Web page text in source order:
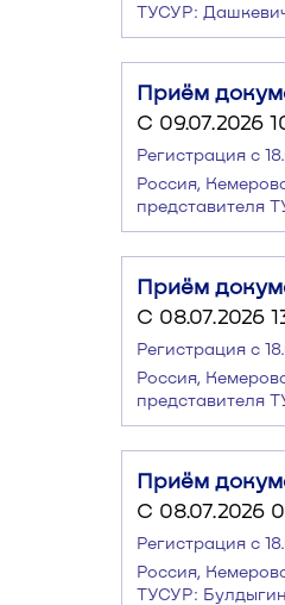
ТУСУР:
Приём
C 09.07.2026
Регистрация с
Россия,
представителя
Приём
C 08.07.2026
Регистрация с
Россия,
представителя
Приём
C 08.07.2026
Регистрация с
Россия,
ТУСУР: Булдыгин